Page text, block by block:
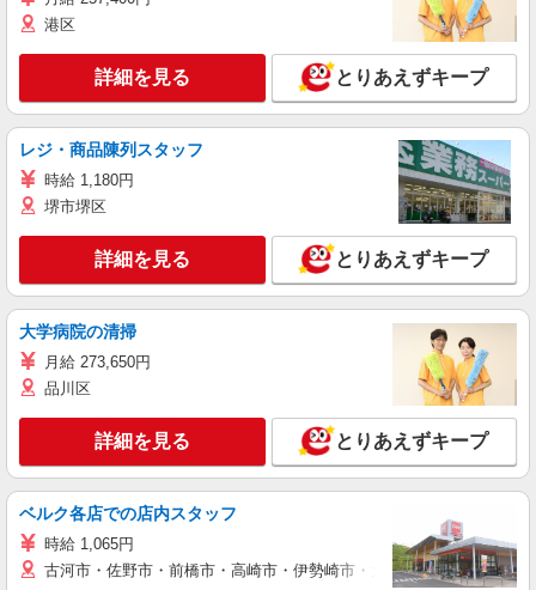
港区
詳細を見る とりあえずキープ
レジ・商品陳列スタッフ
時給 1,180円
堺市堺区
詳細を見る とりあえずキープ
大学病院の清掃
月給 273,650円
品川区
詳細を見る とりあえずキープ
ベルク各店での店内スタッフ
時給 1,065円
古河市・佐野市・前橋市・高崎市・伊勢崎市・太田市・館林市・藤